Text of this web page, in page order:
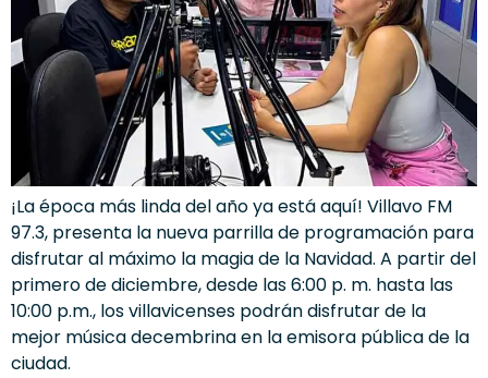
¡La época más linda del año ya está aquí! Villavo FM
97.3, presenta la nueva parrilla de programación para
disfrutar al máximo la magia de la Navidad. A partir del
primero de diciembre, desde las 6:00 p. m. hasta las
10:00 p.m., los villavicenses podrán disfrutar de la
mejor música decembrina en la emisora pública de la
ciudad.